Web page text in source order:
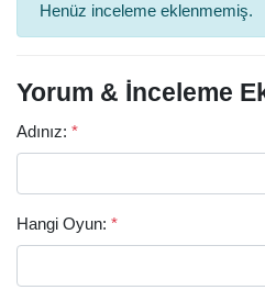
Henüz inceleme eklenmemiş.
Yorum & İnceleme
Adınız: *
Hangi Oyun: *